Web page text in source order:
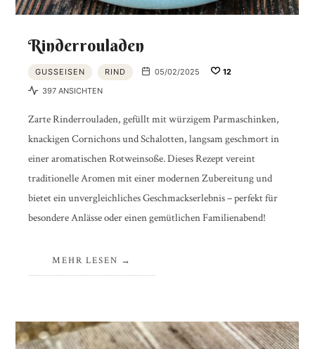
Rinderrouladen
GUSSEISEN RIND 05/02/2025
12
397 ANSICHTEN
Zarte Rinderrouladen, gefüllt mit würzigem Parmaschinken,
knackigen Cornichons und Schalotten, langsam geschmort in
einer aromatischen Rotweinsoße. Dieses Rezept vereint
traditionelle Aromen mit einer modernen Zubereitung und
bietet ein unvergleichliches Geschmackserlebnis – perfekt für
besondere Anlässe oder einen gemütlichen Familienabend!
MEHR LESEN